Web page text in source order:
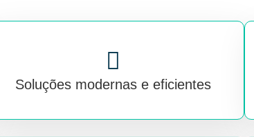
Soluções modernas e eficientes